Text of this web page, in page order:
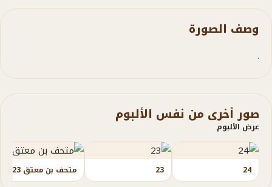
وصف الصورة
.
صور أخرى من نفس الألبوم
عرض الألبوم
24
23 متحف بن معتق 23